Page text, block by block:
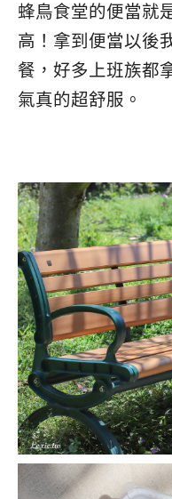
蜂鳥食堂的便當就
高！拿到便當以後
餐，好多上班族都
氣真的超舒服。